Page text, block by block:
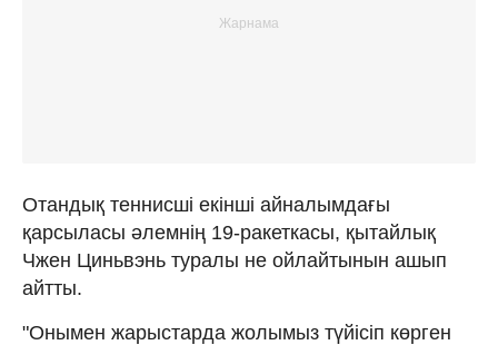
Отандық теннисші екінші айналымдағы
қарсыласы әлемнің 19-ракеткасы, қытайлық
Чжен Циньвэнь туралы не ойлайтынын ашып
айтты.
"Онымен жарыстарда жолымыз түйісіп көрген